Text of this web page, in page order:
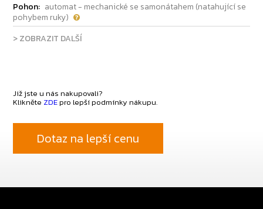
Pohon: automat - mechanické se samonátahem (natahující se
pohybem ruky)
> ZOBRAZIT DALŠÍ
Již jste u nás nakupovali?
Klikněte ZDEpro lepší podmínky nákupu.
Dotaz na lepší cenu